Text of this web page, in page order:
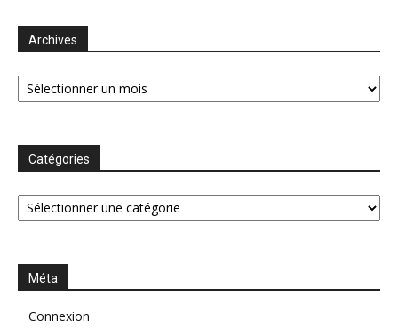
Archives
Archives
Catégories
Catégories
Méta
Connexion